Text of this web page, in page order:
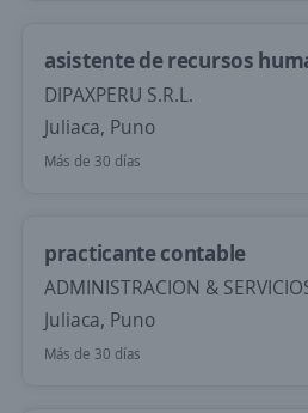
asistente de recursos
DIPAXPERU S.R.L.
Juliaca, Puno
Más de 30 días
practicante contable
ADMINISTRACION &
Juliaca, Puno
Más de 30 días